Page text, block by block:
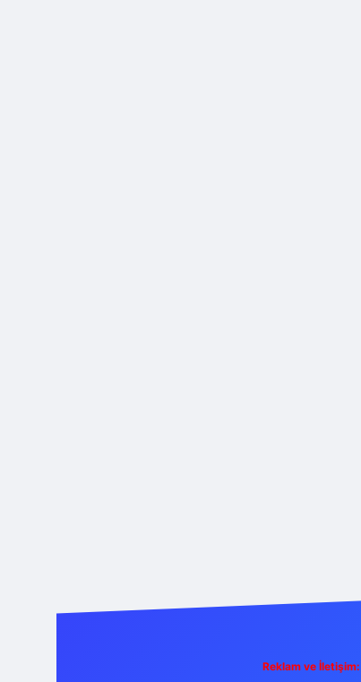
Reklam ve İletişim: